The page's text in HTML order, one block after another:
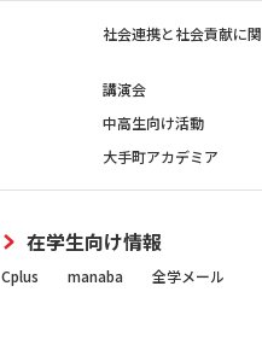
社会連携と社会貢献に
講演会
中高生向け活動
大手町アカデミア
在学生向け情報
Cplus manaba 全学メール